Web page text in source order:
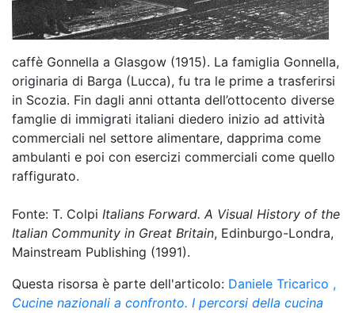
caffè Gonnella a Glasgow (1915). La famiglia Gonnella,
originaria di Barga (Lucca), fu tra le prime a trasferirsi
in Scozia. Fin dagli anni ottanta dell’ottocento diverse
famglie di immigrati italiani diedero inizio ad attività
commerciali nel settore alimentare, dapprima come
ambulanti e poi con esercizi commerciali come quello
raffigurato.
Fonte: T. Colpi Italians Forward. A Visual History of the
Italian Community in Great Britain, Edinburgo-Londra,
Mainstream Publishing (1991).
Questa risorsa è parte dell'articolo: Daniele Tricarico ,
Cucine nazionali a confronto. I percorsi della cucina